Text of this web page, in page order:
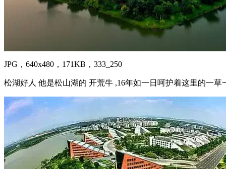
JPG，640x480，171KB，333_250
松湖好人 他是松山湖的 开荒牛 ,16年如一日呵护着这里的一草